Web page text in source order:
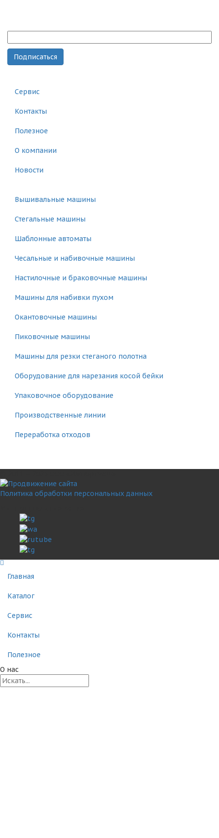
Сервис
Контакты
Полезное
О компании
Новости
Вышивальные машины
Стегальные машины
Шаблонные автоматы
Чесальные и набивочные машины
Настилочные и браковочные машины
Машины для набивки пухом
Окантовочные машины
Пиковочные машины
Машины для резки стеганого полотна
Оборудование для нарезания косой бейки
Упаковочное оборудование
Производственные линии
Переработка отходов
Политика обработки персональных данных
Главная
Каталог
Сервис
Контакты
Полезное
О нас